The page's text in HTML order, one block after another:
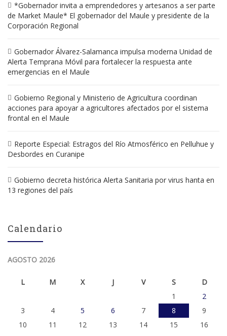
*Gobernador invita a emprendedores y artesanos a ser parte
de Market Maule* El gobernador del Maule y presidente de la
Corporación Regional
Gobernador Álvarez-Salamanca impulsa moderna Unidad de
Alerta Temprana Móvil para fortalecer la respuesta ante
emergencias en el Maule
Gobierno Regional y Ministerio de Agricultura coordinan
acciones para apoyar a agricultores afectados por el sistema
frontal en el Maule
Reporte Especial: Estragos del Río Atmosférico en Pelluhue y
Desbordes en Curanipe
Gobierno decreta histórica Alerta Sanitaria por virus hanta en
13 regiones del país
Calendario
AGOSTO 2026
L M X J V S
D
1
2
3
4 5 6 7 8
9
10
11 12 13 14 15
16